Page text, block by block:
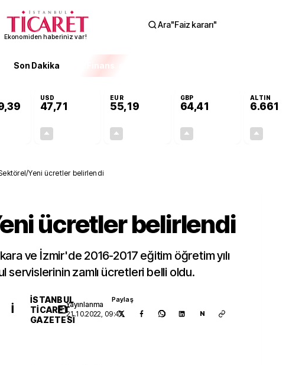
Ekonomiden haberiniz var!
Ara"Faiz kararı"
Son Dakika Finans
USD
47,71
EUR
55,19
GBP
64,41
ALTIN
6.661
/Yeni ücretler belirlendi
ücretler belirlendi
ve İzmir'de 2016-2017 eğitim öğretim yılı
servislerinin zamlı ücretleri belli oldu.
İ
İSTANBUL
TICARET
GAZETESI
Yayınlanma
21.10.2022, 09:47
Paylaş
N